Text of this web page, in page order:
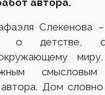
автора.
Слекенова
о детстве,
смысловым
Дом словно